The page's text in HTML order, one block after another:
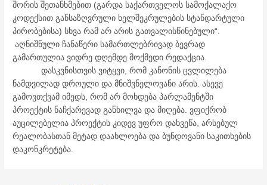
შორის შეთანხმებით (გარდა საქართველოს სამოქალაქო
კოდექსით განსაზღვრული ხელშეკრულების სტანდარტული
პირობებისა) სხვა რამ არ არის გათვალისწინებული“.
აღნიშნული ჩანაწერი სამართლებრივად ბევრად
გამართულია ვიდრე დღემდე მოქმედი რედაქცია.
დასკვნისთვის ვიტყვი, რომ კანონის ცვლილება
ნამდვილად დროული და მნიშვნელოვანი არის. ასევე
გამოვთქვამ იმედს, რომ არ მოხდება პარლამენტში
პროექტის ნაჩქარევად განხილვა და მიღება. ვფიქრობ
აუცილებელია პროექტის კიდევ უფრო დახვეწა, არსებულ
რეალობასთან მეტად დაახლოება და ბუნდოვანი საკითხების
დაკონკრეტება.